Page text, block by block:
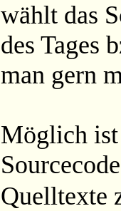
wählt das
des Tages
man gern
Möglich ist
Quelltexte